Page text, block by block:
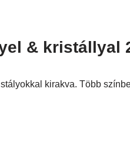
& kristállyal
kirakva. Több